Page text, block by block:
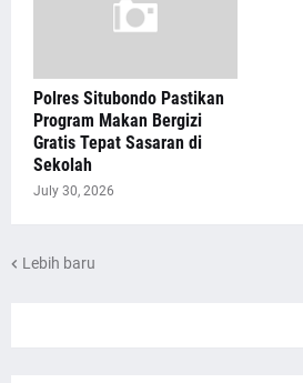
Polres Situbondo Pastikan
Program Makan Bergizi
Gratis Tepat Sasaran di
Sekolah
July 30, 2026
Lebih baru